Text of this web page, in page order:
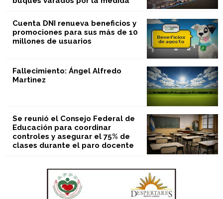
Cuenta DNI renueva beneficios y
promociones para sus más de 10
millones de usuarios
Fallecimiento: Ángel Alfredo
Martìnez
Se reunió el Consejo Federal de
Educación para coordinar
controles y asegurar el 75% de
clases durante el paro docente